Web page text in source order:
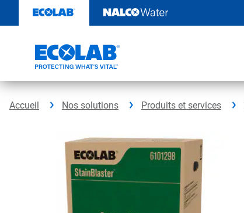
contenu​​​​​​​
Accueil Nos solutions Produits et services